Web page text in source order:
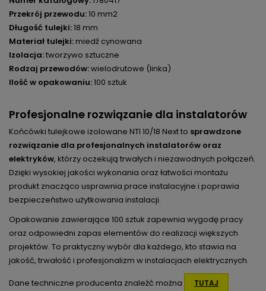
Przekrój przewodu:10 mm2
Długość tulejki:18 mm
Materiał tulejki:miedź cynowana
Izolacja:tworzywo sztuczne
Rodzaj przewodów:wielodrutowe (linka)
Ilość w opakowaniu:100 sztuk
Profesjonalne rozwiązanie dla instalatorów
Końcówki tulejkowe izolowane NTI 10/18 Next to sprawdzone
rozwiązanie dla profesjonalnych instalatorów oraz
elektryków, którzy oczekują trwałych i niezawodnych połączeń.
Dzięki wysokiej jakości wykonania oraz łatwości montażu
produkt znacząco usprawnia prace instalacyjne i poprawia
bezpieczeństwo użytkowania instalacji.
Opakowanie zawierające 100 sztuk zapewnia wygodę pracy
oraz odpowiedni zapas elementów do realizacji większych
projektów. To praktyczny wybór dla każdego, kto stawia na
jakość, trwałość i profesjonalizm w instalacjach elektrycznych.
Dane techniczne producenta znaleźć można
TUTAJ